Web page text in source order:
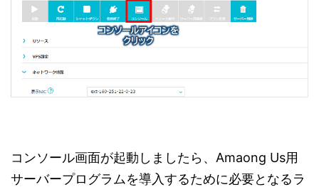
コンソール画面が起動しましたら、Amaong Us用
サーバープログラムを導入するために必要となるラ